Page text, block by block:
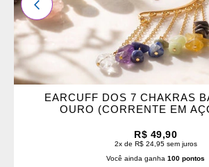
EARCUFF DOS 7 CHAKRAS
OURO (CORRENTE EM
R$ 49,90
2x de R$ 24,95 sem juros
Você ainda ganha 100 pontos
ANTERIOR